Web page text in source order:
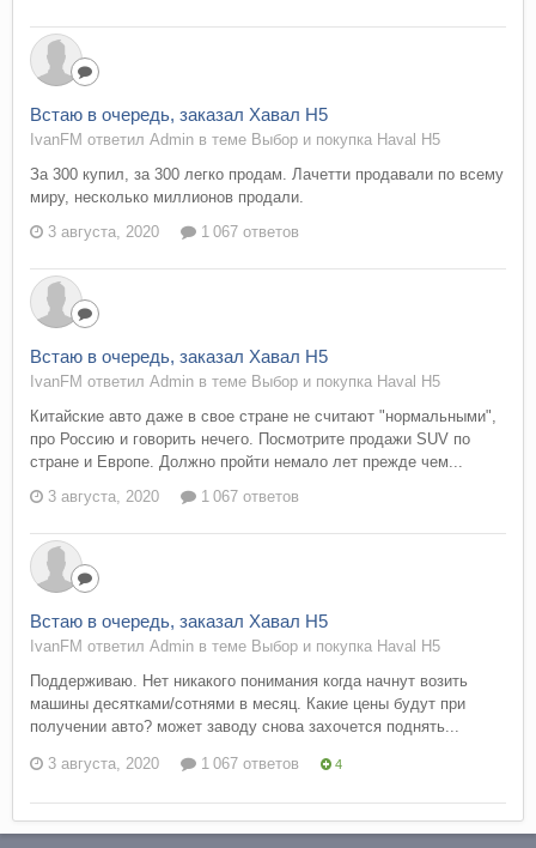
Встаю в очередь, заказал Хавал Н5
IvanFM ответил Admin в теме Выбор и покупка Haval H5
За 300 купил, за 300 легко продам. Лачетти продавали по всему
миру, несколько миллионов продали.
3 августа, 2020
1 067 ответов
Встаю в очередь, заказал Хавал Н5
IvanFM ответил Admin в теме Выбор и покупка Haval H5
Китайские авто даже в свое стране не считают "нормальными",
про Россию и говорить нечего. Посмотрите продажи SUV по
стране и Европе. Должно пройти немало лет прежде чем...
3 августа, 2020
1 067 ответов
Встаю в очередь, заказал Хавал Н5
IvanFM ответил Admin в теме Выбор и покупка Haval H5
Поддерживаю. Нет никакого понимания когда начнут возить
машины десятками/сотнями в месяц. Какие цены будут при
получении авто? может заводу снова захочется поднять...
3 августа, 2020 1 067 ответов 4